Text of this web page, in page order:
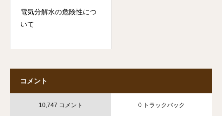
電気分解水の危険性につ
いて
コメント
10,747 コメント 0 トラックバック